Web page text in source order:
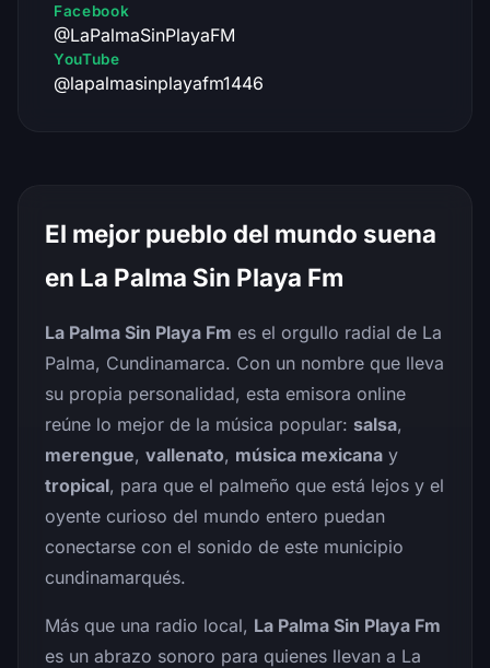
Facebook
@LaPalmaSinPlayaFM
YouTube
@lapalmasinplayafm1446
El mejor pueblo del mundo suena
en La Palma Sin Playa Fm
La Palma Sin Playa Fm es el orgullo radial de La
Palma, Cundinamarca. Con un nombre que lleva
su propia personalidad, esta emisora online
reúne lo mejor de la música popular: salsa,
merengue, vallenato, música mexicana y
tropical, para que el palmeño que está lejos y el
oyente curioso del mundo entero puedan
conectarse con el sonido de este municipio
cundinamarqués.
Más que una radio local, La Palma Sin Playa Fm
es un abrazo sonoro para quienes llevan a La